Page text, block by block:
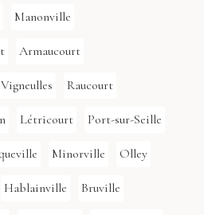
Manonville
Armaucourt
Vigneulles Raucourt
Létricourt Port-sur-Seille
Minorville Olley
Hablainville Bruville